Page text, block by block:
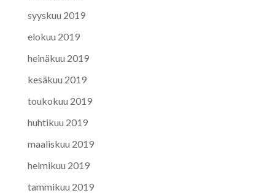
syyskuu 2019
elokuu 2019
heinäkuu 2019
kesäkuu 2019
toukokuu 2019
huhtikuu 2019
maaliskuu 2019
helmikuu 2019
tammikuu 2019